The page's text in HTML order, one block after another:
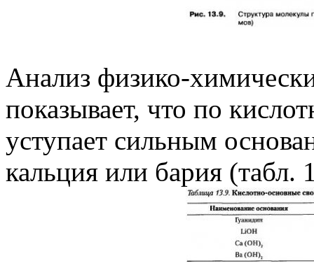
Анализ физико-
показывает, что по
уступает сильным
кальция или бария (табл.